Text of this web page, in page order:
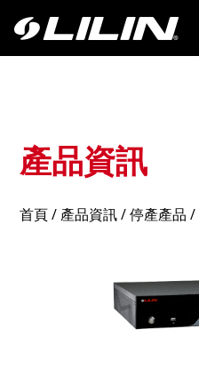
產品資訊
首頁/產品資訊/ 停產產品 /